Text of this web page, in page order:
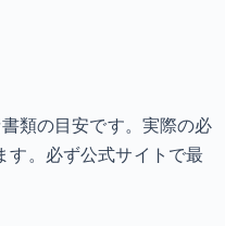
類の目安です。実際の必
す。必ず公式サイトで最